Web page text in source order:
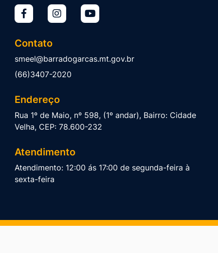
Contato
smeel@barradogarcas.mt.gov.br
(66)3407-2020
Endereço
Rua 1º de Maio, nº 598, (1º andar), Bairro: Cidade
Velha, CEP: 78.600-232
Atendimento
Atendimento: 12:00 ás 17:00 de segunda-feira à
sexta-feira